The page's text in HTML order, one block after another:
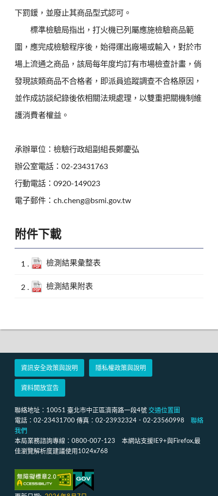
下罰鍰，並廢止其商品型式認可。
標準檢驗局指出，打火機已列屬應施檢驗商品範
圍，應完成檢驗程序後，始得運出廠場或輸入，對於市
場上流通之商品，該局每年度均訂有市場檢查計畫，倘
發現該類商品不合格者，即派員追蹤調查不合格原因，
並作成訪談紀錄後依相關法規處理，以雙重把關機制維
護消費者權益。
承辦單位：檢驗行政組副組長鄭慶弘
辦公室電話：02-23431763
行動電話：0920-149023
電子郵件：ch.cheng@bsmi.gov.tw
附件下載
檢測結果彙整表
檢測結果附表
資訊安全政策與說明 隱私權政策與說明
資料開放宣告
聯絡地址：10051 臺北市中正區濟南路一段4號 交通位置圖
電話：02-23431700 傳真：02-23932324．02-23560998 聯絡
我們
本局業務諮詢專線：0800-007-123 本網站支援IE9+與Firefox,最
佳瀏覽解析度建議使用1024x768